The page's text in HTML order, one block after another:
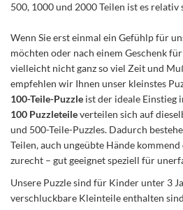
500, 1000 und 2000 Teilen ist es relativ
Wenn Sie erst einmal ein Gefühlp für
möchten oder nach einem Geschenk
vielleicht nicht ganz so viel Zeit und
empfehlen wir Ihnen unser kleinstes
100-Teile-Puzzle ist der ideale Einstieg
100 Puzzleteileverteilen sich auf
und 500-Teile-Puzzles. Dadurch
Teilen, auch ungeübte Hände
zurecht – gut geeignet speziell für
Unsere Puzzle sind für Kinder unter 3
verschluckbare Kleinteile enthalten